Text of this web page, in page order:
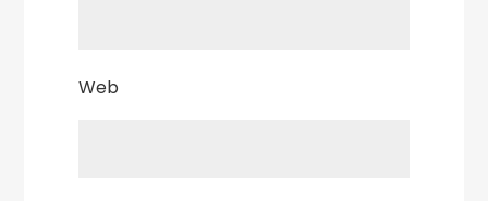
Web